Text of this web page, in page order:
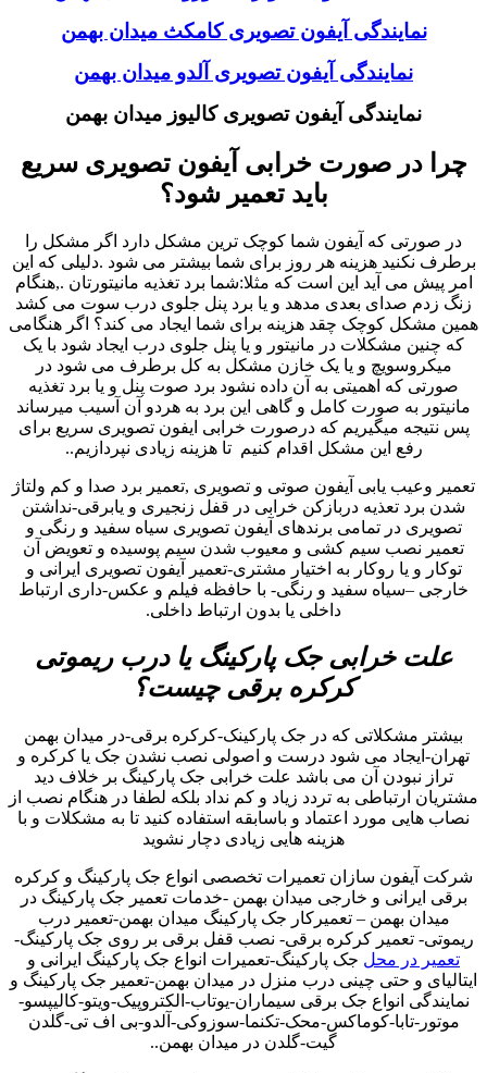
نمایندگی آیفون تصویری کامکث میدان بهمن
نمایندگی آیفون تصویری آلدو میدان بهمن
نمایندگی آیفون تصویری کالیوز میدان بهمن
چرا در صورت خرابی آیفون تصویری سریع
باید تعمیر شود؟
در صورتی که آیفون شما کوچک ترین مشکل دارد اگر مشکل را
برطرف نکنید هزینه هر روز برای شما بیشتر می شود .دلیلی که این
امر پیش می آید این است که مثلا:شما برد تغذیه مانیتورتان .,هنگام
زنگ زدم صدای بعدی مدهد و یا برد پنل جلوی درب سوت می کشد
همین مشکل کوچک چقد هزینه برای شما ایجاد می کند؟ اگر هنگامی
که چنین مشکلات در مانیتور و یا پنل جلوی درب ایجاد شود با یک
میکروسویچ و یا یک خازن مشکل به کل برطرف می شود در
صورتی که اهمیتی به آن داده نشود برد صوت پنل و یا برد تغذیه
مانیتور به صورت کامل و گاهی این برد به هردو آن آسیب میرساند
پس نتیجه میگیریم که درصورت خرابی ایفون تصویری سریع برای
رفع این مشکل اقدام کنیم تا هزینه زیادی نپردازیم..
تعمیر وعیب یابی آیفون صوتی و تصویری ,تعمیر برد صدا و کم ولتاژ
شدن برد تعذیه دربازکن خرابی در قفل زنجیری و یابرقی-نداشتن
تصویری در تمامی برندهای آیفون تصویری سیاه سفید و رنگی و
تعمیر نصب سیم کشی و معیوب شدن سیم پوسیده و تعویض آن
توکار و یا روکار به اختیار مشتری-تعمیر آیفون تصویری ایرانی و
خارجی –سیاه سفید و رنگی- با حافظه فیلم و عکس-داری ارتباط
داخلی یا بدون ارتباط داخلی.
علت خرابی جک پارکینگ یا درب ریموتی
کرکره برقی چیست؟
بیشتر مشکلاتی که در جک پارکینک-کرکره برقی-در میدان بهمن
تهران-ایجاد می شود درست و اصولی نصب نشدن جک یا کرکره و
تراز نبودن آن می باشد علت خرابی جک پارکینگ بر خلاف دید
مشتریان ارتباطی به تردد زیاد و کم نداد بلکه لطفا در هنگام نصب از
نصاب هایی مورد اعتماد و باسابقه استفاده کنید تا به مشکلات و با
هزینه هایی زیادی دچار نشوید
شرکت آیفون سازان تعمیرات تخصصی انواع جک پارکینگ و کرکره
برقی ایرانی و خارجی میدان بهمن -خدمات تعمیر جک پارکینگ در
میدان بهمن – تعمیرکار جک پارکینگ میدان بهمن-تعمیر درب
ریموتی- تعمیر کرکره برقی- نصب قفل برقی بر روی جک پارکینگ-
تعمیر در محل جک پارکینگ-تعمیرات انواع جک پارکینگ ایرانی و
ایتالیای و حتی چینی درب منزل در میدان بهمن-تعمیر جک پارکینگ و
نمایندگی انواع جک برقی سیماران-یوتاب-الکتروپیک-ویتو-کالیپسو-
موتور-تابا-کوماکس-محک-تکنما-سوزوکی-آلدو-بی اف تی-گلدن
گیت-گلدن در میدان بهمن..